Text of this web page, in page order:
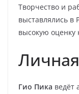
Творчество и
выставлялись в
высокую оценку
Гио Пика ведёт